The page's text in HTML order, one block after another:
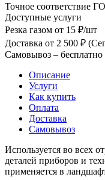
Точное соответствие
Доступные услуги
Резка газом от 15 ₽/шт
Доставка от 2 500 ₽
Самовывоз –
Описание
Услуги
Как купить
Оплата
Доставка
Самовывоз
Используется во всех
деталей приборов и
применяется в